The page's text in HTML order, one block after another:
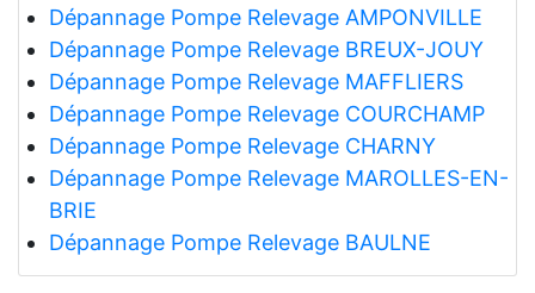
Dépannage Pompe Relevage AMPONVILLE
Dépannage Pompe Relevage BREUX-JOUY
Dépannage Pompe Relevage MAFFLIERS
Dépannage Pompe Relevage COURCHAMP
Dépannage Pompe Relevage CHARNY
Dépannage Pompe Relevage MAROLLES-EN-
BRIE
Dépannage Pompe Relevage BAULNE